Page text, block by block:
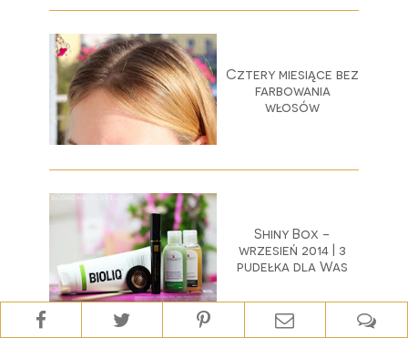
Cztery miesiące bez
farbowania
włosów
Shiny Box -
wrzesień 2014 | 3
pudełka dla Was